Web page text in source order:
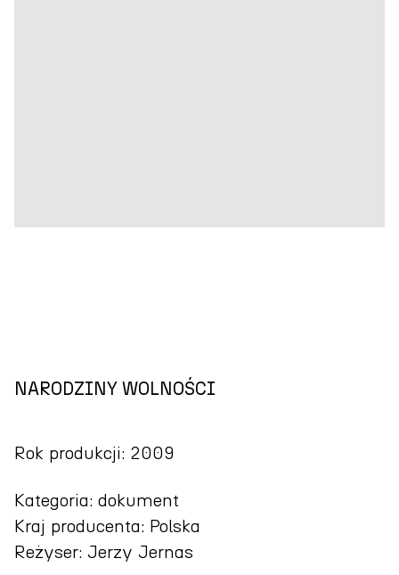
NARODZINY WOLNOŚCI
Rok produkcji: 2009
Kategoria: dokument
Kraj producenta: Polska
Reżyser: Jerzy Jernas